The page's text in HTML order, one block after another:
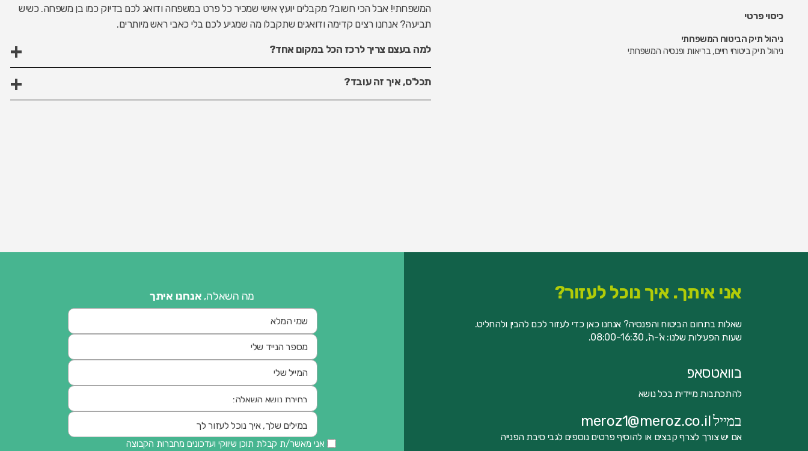
כיסוי פרטי
ניהול תיק הביטוח המשפחתי
ניהול תיק ביטוחי חיים, בריאות ופנסיה המשפחתי
המשפחתי! אבל הכי חשוב? מקבלים יועץ אישי שמכיר כל פרט במשפחה ודואג לכם בדיוק כמו בן משפחה. כשיש
תביעה? אנחנו רצים קדימה ודואגים שתקבלו מה שמגיע לכם בלי כאבי ראש מיותרים.
למה בעצם צריך לרכז הכל במקום אחד?
תכל'ס, איך זה עובד?
אני איתך. איך נוכל לעזור?
שאלות בתחום הביטוח והפנסיה? אנחנו כאן כדי לעזור לכם להבין ולהחליט.
שעות הפעילות שלנו: א'-ה', 08:00-16:30.
בוואטסאפ
להתכתבות מיידית בכל נושא
במיילmeroz1@meroz.co.il
אם יש צורך לצרף קבצים או להוסיף פרטים נוספים לגבי סיבת הפנייה
מה השאלה, אנחנו איתך
אני מאשר/ת קבלת תוכן שיווקי ועדכונים מחברות הקבוצה